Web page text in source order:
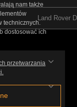
Land Rover
nam także
technicznych.
dostosować ich
przetwarzania